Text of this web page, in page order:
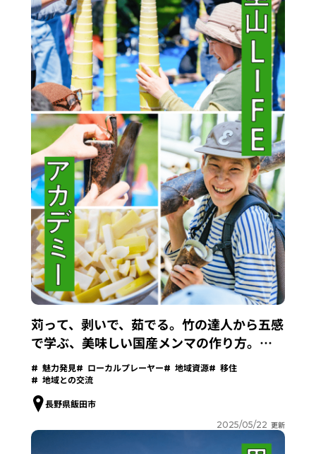
苅って、剥いで、茹でる。竹の達人から五感
で学ぶ、美味しい国産メンマの作り方。
【Vol.2イベントレポート】
魅力発見 ローカルプレーヤー 地域資源
移住
地域との交流
長野県飯田市
2025/05/22 更新